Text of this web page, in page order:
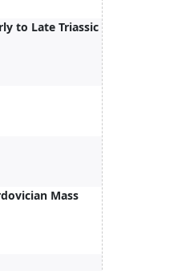
to Late Triassic
Mass